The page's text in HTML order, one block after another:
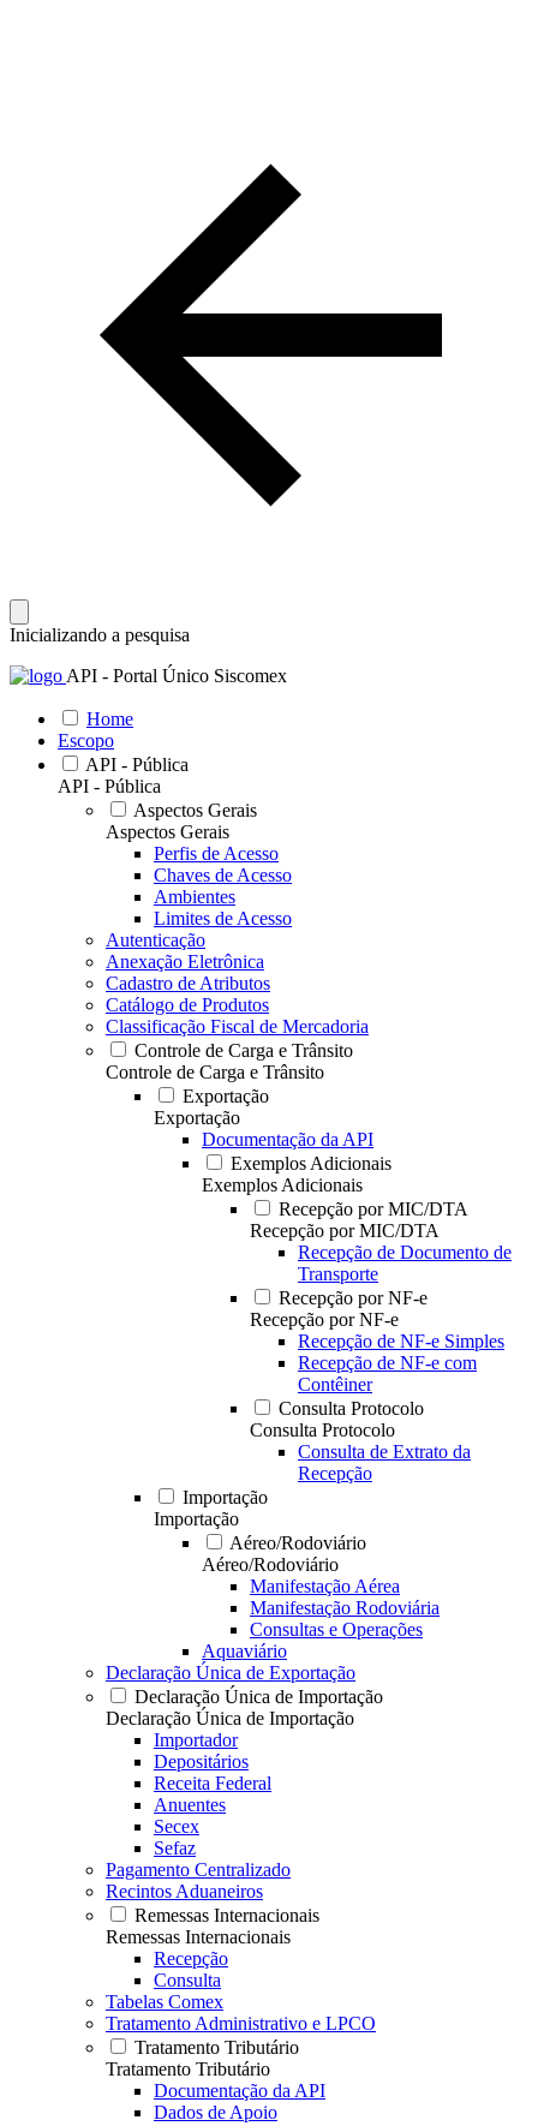
Inicializando a pesquisa
API - Portal Único Siscomex
Home
Escopo
API - Pública
API - Pública
Aspectos Gerais
Aspectos Gerais
Perfis de Acesso
Chaves de Acesso
Ambientes
Limites de Acesso
Autenticação
Anexação Eletrônica
Cadastro de Atributos
Catálogo de Produtos
Classificação Fiscal de Mercadoria
Controle de Carga e Trânsito
Controle de Carga e Trânsito
Exportação
Exportação
Documentação da API
Exemplos Adicionais
Exemplos Adicionais
Recepção por MIC/DTA
Recepção por MIC/DTA
Recepção de Documento de
Transporte
Recepção por NF-e
Recepção por NF-e
Recepção de NF-e Simples
Recepção de NF-e com
Contêiner
Consulta Protocolo
Consulta Protocolo
Consulta de Extrato da
Recepção
Importação
Importação
Aéreo/Rodoviário
Aéreo/Rodoviário
Manifestação Aérea
Manifestação Rodoviária
Consultas e Operações
Aquaviário
Declaração Única de Exportação
Declaração Única de Importação
Declaração Única de Importação
Importador
Depositários
Receita Federal
Anuentes
Secex
Sefaz
Pagamento Centralizado
Recintos Aduaneiros
Remessas Internacionais
Remessas Internacionais
Recepção
Consulta
Tabelas Comex
Tratamento Administrativo e LPCO
Tratamento Tributário
Tratamento Tributário
Documentação da API
Dados de Apoio